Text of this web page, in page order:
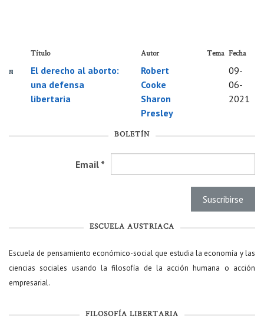
Título Autor Tema Fecha
El derecho al aborto:
una defensa
libertaria
Robert
Cooke
Sharon
Presley
09-
06-
2021
BOLETÍN
Email *
ESCUELA AUSTRIACA
Escuela de pensamiento económico-social que estudia la economía y las
ciencias sociales usando la filosofía de la acción humana o acción
empresarial.
FILOSOFÍA LIBERTARIA